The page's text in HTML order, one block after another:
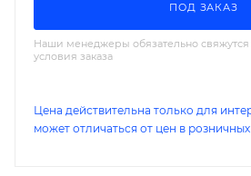
ПОД ЗАКАЗ
Наши менеджеры обязательно свяжутся
условия заказа
Цена действительна только для
может отличаться от цен в